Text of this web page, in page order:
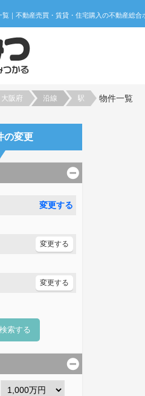
大阪府 沿線 駅 物件一覧
の変更
変更する
変更する
変更する
索する